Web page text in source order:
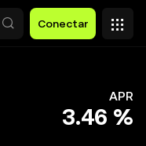
Conectar
APR
3.46 %